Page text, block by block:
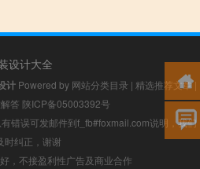
设计大全
计Powered by 网站分类目录 | 精选推荐文章|
答 陕ICP备05003392号
错误可发邮件到f_fb#foxmail.com说明，我们
时纠正，谢谢
，不接盈利性广告及商业合作